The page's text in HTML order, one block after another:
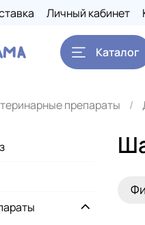
Личный кабинет
Каталог
препараты